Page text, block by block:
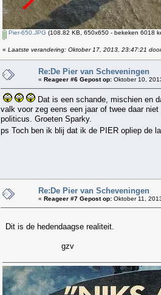
Pier-650.JPG (108.82 KB, 650x650 - bekeken 6018
« Laatste verandering: Oktober 17, 2013, 23:47:21
Re:De Pier van Scheveningen
« Reageer #6 Gepost op: Oktober 10,
Dat is een schande, mischien en
valk voor zeg eens een jaar of twee daar
politicus. Groeten Sparky.
ps Toch ben ik blij dat ik de PIER opliep de
Re:De Pier van Scheveningen
« Reageer #7 Gepost op: Oktober 11,
Dit is de hedendaagse realiteit.
gzv